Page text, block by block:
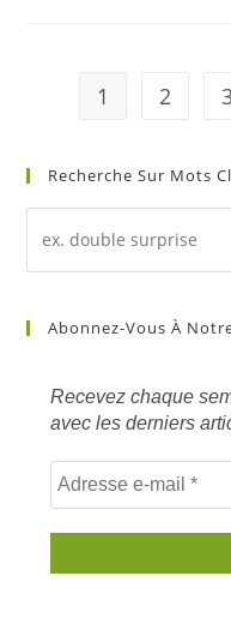
1 2
Recherche Sur Mots
d'un
mots
Abonnez-Vous À
Recevez chaque
avec les derniers